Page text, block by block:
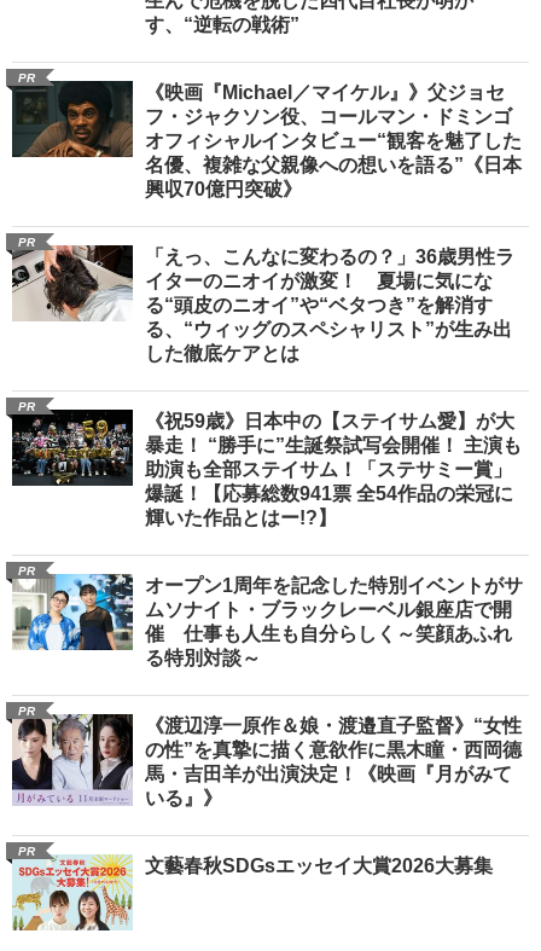
す、“逆転の戦術”
PR
《映画『Michael／マイケル』》父ジョセ
フ・ジャクソン役、コールマン・ドミンゴ
オフィシャルインタビュー“観客を魅了した
名優、複雑な父親像への想いを語る”《日本
興収70億円突破》
PR
「えっ、こんなに変わるの？」36歳男性ラ
イターのニオイが激変！ 夏場に気にな
る“頭皮のニオイ”や“ベタつき”を解消す
る、“ウィッグのスペシャリスト”が生み出
した徹底ケアとは
PR
《祝59歳》日本中の【ステイサム愛】が大
暴走！ “勝手に”生誕祭試写会開催！ 主演も
助演も全部ステイサム！「ステサミー賞」
爆誕！【応募総数941票 全54作品の栄冠に
輝いた作品とはー!?】
PR
オープン1周年を記念した特別イベントがサ
ムソナイト・ブラックレーベル銀座店で開
催 仕事も人生も自分らしく～笑顔あふれ
る特別対談～
PR
《渡辺淳一原作＆娘・渡邉直子監督》“女性
の性”を真摯に描く意欲作に黒木瞳・西岡德
馬・吉田羊が出演決定！《映画『月がみて
いる』》
PR
文藝春秋SDGsエッセイ大賞2026大募集